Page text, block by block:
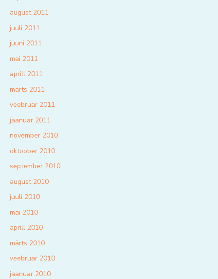
august 2011
juuli 2011
juuni 2011
mai 2011
aprill 2011
märts 2011
veebruar 2011
jaanuar 2011
november 2010
oktoober 2010
september 2010
august 2010
juuli 2010
mai 2010
aprill 2010
märts 2010
veebruar 2010
jaanuar 2010